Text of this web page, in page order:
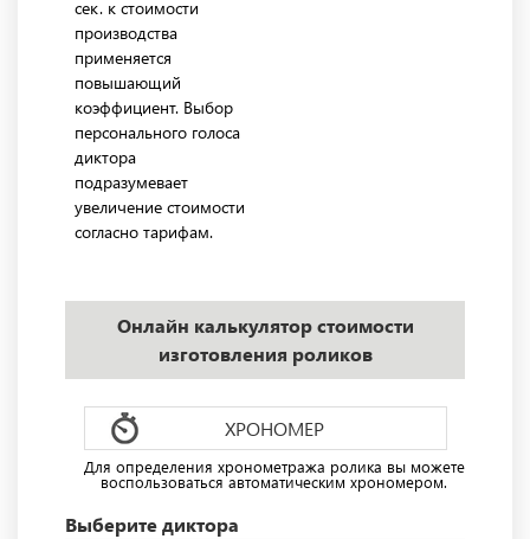
сек. к стоимости
производства
применяется
повышающий
коэффициент. Выбор
персонального голоса
диктора
подразумевает
увеличение стоимости
согласно тарифам.
Онлайн калькулятор стоимости
изготовления роликов
ХРОНОМЕР
Для определения хронометража ролика вы можете
воспользоваться автоматическим хрономером.
Выберите диктора